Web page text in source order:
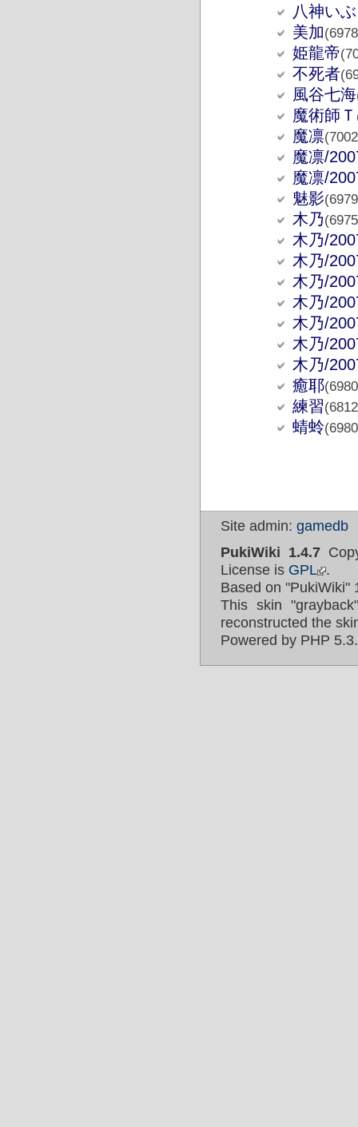
八神い
美加
姫龍帝
不死者
風谷七海
魔術師Ｔ
魔凛
魔凛/
魔凛/
魅影
木乃
木乃/
木乃/
木乃/
木乃/
木乃/
木乃/
木乃/
癒耶
練習
蜻蛉
Site admin: gamedb
PukiWiki 1.4.7
License is GPL .
Based on "PukiWiki"
This skin
reconstructed the
Powered by PHP